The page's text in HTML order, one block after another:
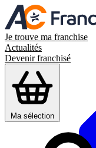
Je trouve ma franchise
Actualités
Devenir franchisé
Ma sélection